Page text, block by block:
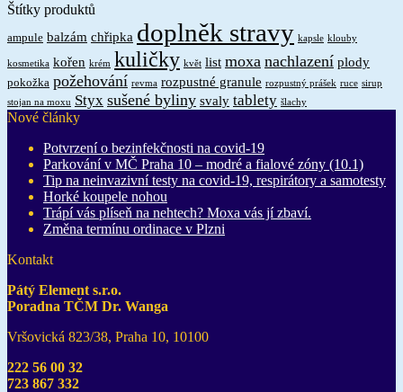
Štítky produktů
ampule balzám chřipka doplněk stravy kapsle klouby
kosmetika kořen krém kuličky květ list moxa nachlazení plody
pokožka požehování revma rozpustné granule rozpustný prášek ruce sirup
stojan na moxu Styx sušené byliny svaly tablety šlachy
Nové články
Potvrzení o bezinfekčnosti na covid-19
Parkování v MČ Praha 10 – modré a fialové zóny (10.1)
Tip na neinvazivní testy na covid-19, respirátory a samotesty
Horké koupele nohou
Trápí vás plíseň na nehtech? Moxa vás jí zbaví.
Změna termínu ordinace v Plzni
Kontakt
Pátý Element s.r.o.
Poradna TČM Dr. Wanga
Vršovická 823/38, Praha 10, 10100
222 56 00 32
723 867 332